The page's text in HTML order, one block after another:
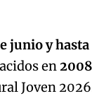
junio y
en 2008
Joven